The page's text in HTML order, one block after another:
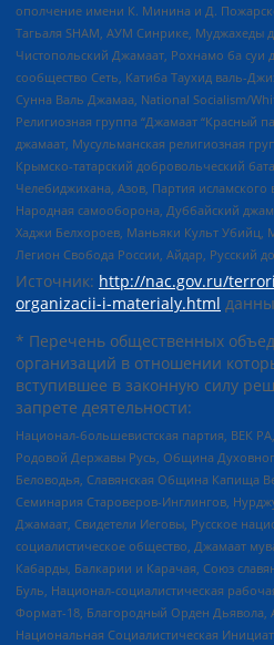
ополчение имени К. Минина и Д.
Тагьаля SHAM, АУМ Синрике, Муджахеды
Чистопольский Джамаат, Рохнамо ба суи
сообщество Сеть, Катиба Таухид валь-
Сунна Валь Джамаа, National Socialism/
Религиозная группа “Джамаат “Красный
джамаат, Мусульманская религиозная
Крымско-татарский добровольческий
Челебиджихана, Азов, Партия исламского
Народная самооборона, Дуббайский
Хаджи Белхороев, Маньяки Культ Убийц,
Легион Свобода России, Айдар, Русский
Источник: http://nac.gov.ru/
organizacii-i-materialy.html
* Перечень общественных
организаций в отношении
вступившее в законную силу
запрете деятельности:
Национал-большевистская партия, ВЕК
Родовой Державы Русь, Община
Беловодья, Славянская Община Капища
Семинария Староверов-Инглингов,
Джамаат, Свидетели Иеговы, Русское
социалистическое общество, Джамаат
Кабарды, Балкарии и Карачая, Союз
Буль, Национал-социалистическая
Формат-18, Благородный Орден Дьявола,
Национальная Социалистическая